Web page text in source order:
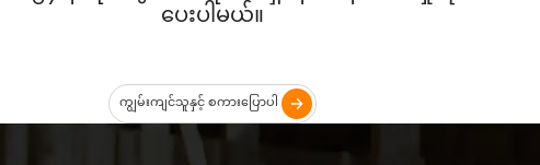
ပေးပါမယ်။
ကျွမ်းကျင်သူနှင့် စကားပြောပါ